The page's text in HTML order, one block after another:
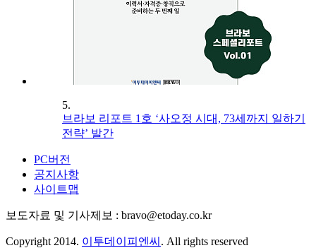
5.
브라보 리포트 1호 ‘사오정 시대, 73세까지 일하기
전략’ 발간
PC버전
공지사항
사이트맵
보도자료 및 기사제보 : bravo@etoday.co.kr
Copyright 2014. 이투데이피엔씨 . All rights reserved